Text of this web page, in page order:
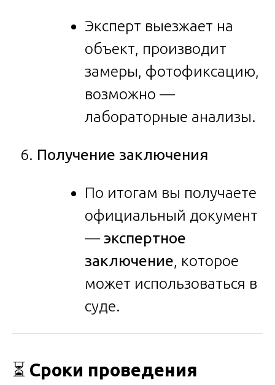
Эксперт выезжает на
объект, производит
замеры, фотофиксацию,
возможно —
лабораторные анализы.
Получение заключения
По итогам вы получаете
официальный документ
— экспертное
заключение, которое
может использоваться в
суде.
⏳ Сроки проведения